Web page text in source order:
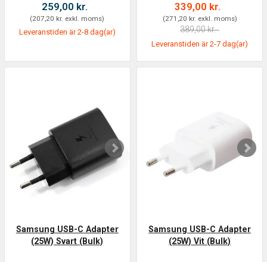
259,00 kr.
(207,20 kr. exkl. moms)
Leveranstiden är 2-8 dag(ar)
339,00 kr.
(271,20 kr. exkl. moms)
389,00 kr.
Leveranstiden är 2-7 dag(ar)
Samsung USB-C Adapter
(25W) Svart (Bulk)
Samsung USB-C Adapter
(25W) Vit (Bulk)